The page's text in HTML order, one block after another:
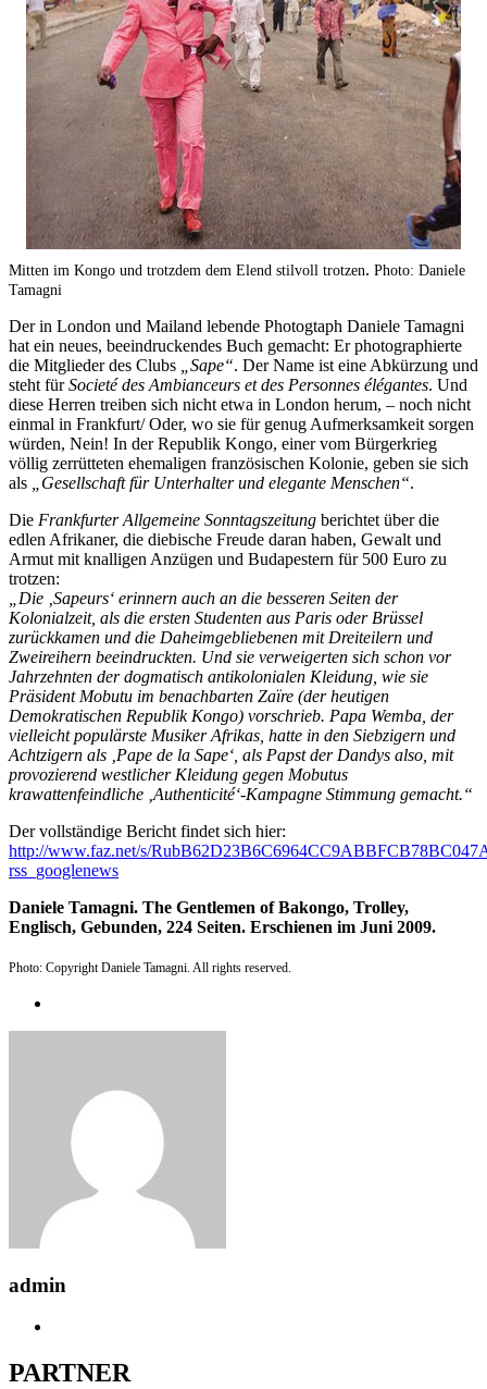
Mitten im Kongo und trotzdem dem Elend stilvoll trotzen. Photo: Daniele
Tamagni
Der in London und Mailand lebende Photogtaph Daniele Tamagni
hat ein neues, beeindruckendes Buch gemacht: Er photographierte
die Mitglieder des Clubs
„Sape“. Der Name ist eine Abkürzung und
steht fürSocieté des Ambianceurs et des Personnes élégantes. Und
diese Herren treiben sich nicht etwa in London herum, – noch nicht
einmal in Frankfurt/ Oder, wo sie für genug Aufmerksamkeit sorgen
würden, Nein! In der Republik Kongo, einer vom Bürgerkrieg
völlig zerrütteten ehemaligen französischen Kolonie, geben sie sich
als
„Gesellschaft für Unterhalter und elegante Menschen“.
Die Frankfurter Allgemeine Sonntagszeitung berichtet über die
edlen Afrikaner, die diebische Freude daran haben, Gewalt und
Armut mit knalligen Anzügen und Budapestern für 500 Euro zu
trotzen:
„Die ‚Sapeurs‘ erinnern auch an die besseren Seiten der
Kolonialzeit, als die ersten Studenten aus Paris oder Brüssel
zurückkamen und die Daheimgebliebenen mit Dreiteilern und
Zweireihern beeindruckten. Und sie verweigerten sich schon vor
Jahrzehnten der dogmatisch antikolonialen Kleidung, wie sie
Präsident Mobutu im benachbarten Zaïre (der heutigen
Demokratischen Republik Kongo) vorschrieb. Papa Wemba, der
vielleicht populärste Musiker Afrikas, hatte in den Siebzigern und
Achtzigern als ‚Pape de la Sape‘, als Papst der Dandys also, mit
provozierend westlicher Kleidung gegen Mobutus
krawattenfeindliche ‚Authenticité‘-Kampagne Stimmung gemacht.“
Der vollständige Bericht findet sich hier:
http://www.faz.net/s/
rss_googlenews
Daniele Tamagni. The Gentlemen of Bakongo, Trolley,
Englisch, Gebunden, 224 Seiten. Erschienen im Juni 2009.
Photo: Copyright Daniele Tamagni. All rights reserved.
admin
PARTNER